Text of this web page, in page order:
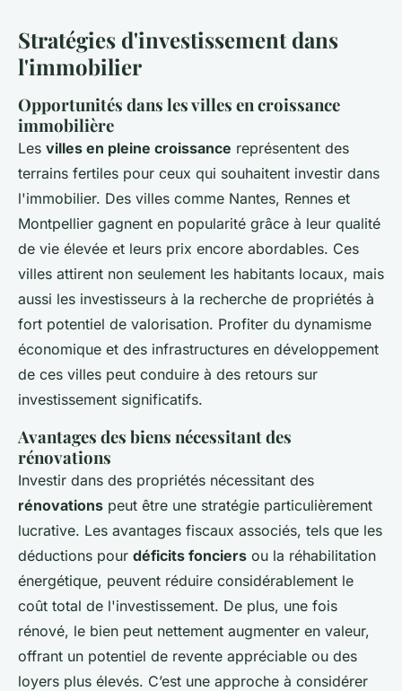
Stratégies d'investissement dans
l'immobilier
Opportunités dans les villes en croissance
immobilière
Les villes en pleine croissance représentent des
terrains fertiles pour ceux qui souhaitent investir dans
l'immobilier. Des villes comme Nantes, Rennes et
Montpellier gagnent en popularité grâce à leur qualité
de vie élevée et leurs prix encore abordables. Ces
villes attirent non seulement les habitants locaux, mais
aussi les investisseurs à la recherche de propriétés à
fort potentiel de valorisation. Profiter du dynamisme
économique et des infrastructures en développement
de ces villes peut conduire à des retours sur
investissement significatifs.
Avantages des biens nécessitant des
rénovations
Investir dans des propriétés nécessitant des
rénovations peut être une stratégie particulièrement
lucrative. Les avantages fiscaux associés, tels que les
déductions pour déficits fonciers ou la réhabilitation
énergétique, peuvent réduire considérablement le
coût total de l'investissement. De plus, une fois
rénové, le bien peut nettement augmenter en valeur,
offrant un potentiel de revente appréciable ou des
loyers plus élevés. C’est une approche à considérer